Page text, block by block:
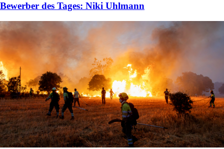
Bewerber des Tages: Niki Uhlmann